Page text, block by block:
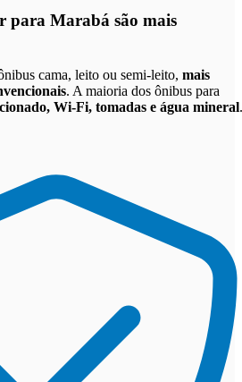
para Marabá são mais
cama, leito ou semi-leito, mais
. A maioria dos ônibus para
Wi-Fi, tomadas e água mineral.